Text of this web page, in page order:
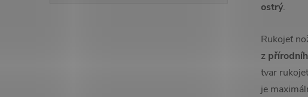
ostrý.
Rukojeť
z
tvar
je